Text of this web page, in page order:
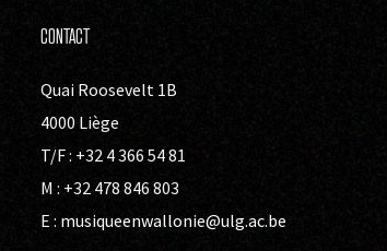
CONTACT
Quai Roosevelt 1B
4000 Liège
T/F : +32 4 366 54 81
M : +32 478 846 803
E : musiqueenwallonie@ulg.ac.be